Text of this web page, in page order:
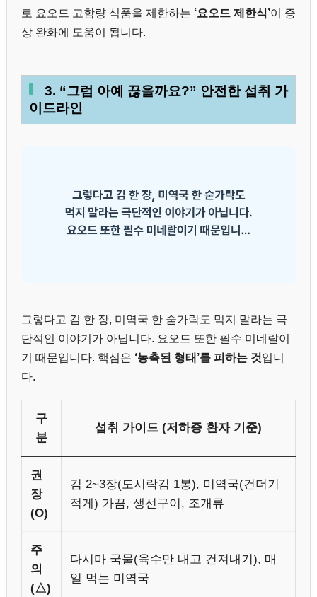
로 요오드 고함량 식품을 제한하는 ‘요오드 제한식’이 증
상 완화에 도움이 됩니다.
3. “그럼 아예 끊을까요?” 안전한 섭취 가
이드라인
그렇다고 김 한 장, 미역국 한 숟가락도 먹지 말라는 극
단적인 이야기가 아닙니다. 요오드 또한 필수 미네랄이
기 때문입니다. 핵심은 ‘농축된 형태’를 피하는 것입니
다.
구
분
섭취 가이드 (저하증 환자 기준)
권
장
(O)
김 2~3장(도시락김 1봉), 미역국(건더기
적게) 가끔, 생선구이, 조개류
주
의
(△)
다시마 국물(육수만 내고 건져내기), 매
일 먹는 미역국